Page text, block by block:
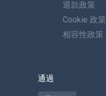
義大利語
土耳其語
退款政策
Cookie 政策
相容性政策
通過